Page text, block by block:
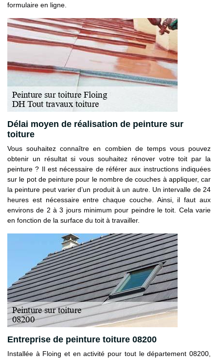
formulaire en ligne.
Délai moyen de réalisation de peinture sur
toiture
Vous souhaitez connaître en combien de temps vous pouvez
obtenir un résultat si vous souhaitez rénover votre toit par la
peinture ? Il est nécessaire de référer aux instructions indiquées
sur le pot de peinture pour le nombre de couches à appliquer, car
la peinture peut varier d’un produit à un autre. Un intervalle de 24
heures est nécessaire entre chaque couche. Ainsi, il faut aux
environs de 2 à 3 jours minimum pour peindre le toit. Cela varie
en fonction de la surface du toit à travailler.
Entreprise de peinture toiture 08200
Installée à Floing et en activité pour tout le département 08200,